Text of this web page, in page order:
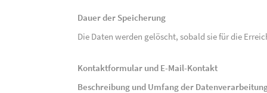
Dauer der Speicherung
Die Daten werden gelöscht, sobald sie für die
Kontaktformular und E-Mail-Kontakt
Beschreibung und Umfang der